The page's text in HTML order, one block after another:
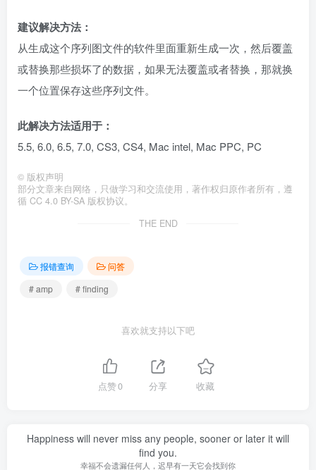
建议解决方法：
从生成这个序列图文件的软件里面重新生成一次，然后覆盖
或替换那些损坏了的数据，如果无法覆盖或者替换，那就换
一个位置保存这些序列文件。
此解决方法适用于：
5.5, 6.0, 6.5, 7.0, CS3, CS4, Mac intel, Mac PPC, PC
© 版权声明
部分文章来自网络，只做学习和交流使用，著作权归原作者所有，遵
循 CC 4.0 BY-SA 版权协议。
THE END
报错查询
问答
# amp
# finding
喜欢就支持以下吧
点赞0 分享 收藏
Happiness will never miss any people, sooner or later it will
find you.
幸福不会遗漏任何人，迟早有一天它会找到你